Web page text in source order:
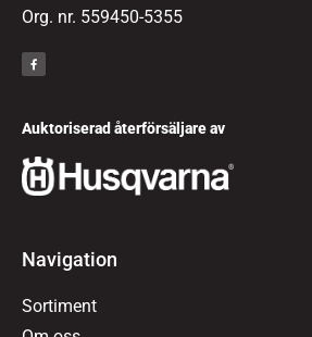
Org. nr. 559450-5355
Auktoriserad återförsäljare av
Navigation
Sortiment